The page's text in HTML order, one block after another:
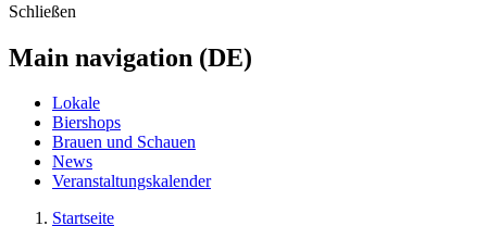
Schließen
Main navigation (DE)
Lokale
Biershops
Brauen und Schauen
News
Veranstaltungskalender
Startseite